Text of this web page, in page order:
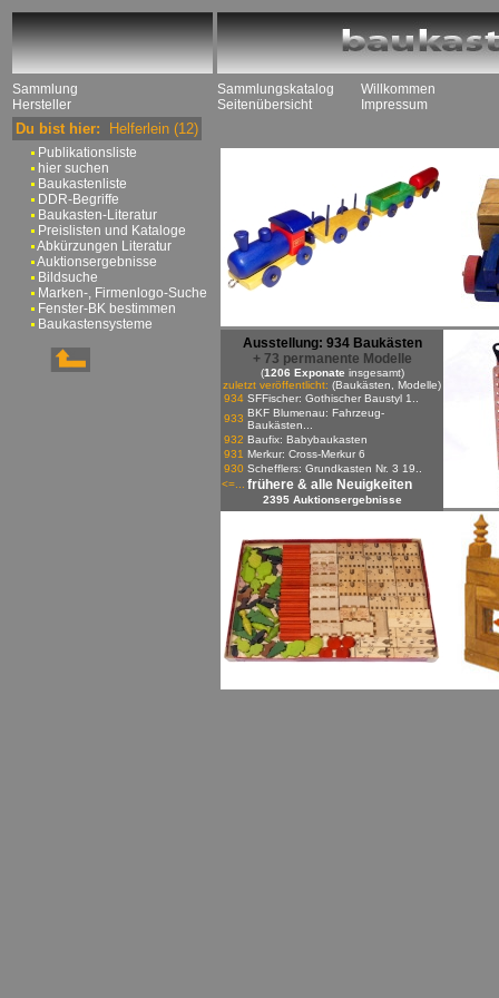
Sammlung
Hersteller
Sammlungskatalog
Seitenübersicht
Willkommen
Impressum
Du bist hier: Helferlein (12)
Publikationsliste
hier suchen
Baukastenliste
DDR-Begriffe
Baukasten-Literatur
Preislisten und Kataloge
Abkürzungen Literatur
Auktionsergebnisse
Bildsuche
Marken-, Firmenlogo-Suche
Fenster-BK bestimmen
Baukastensysteme
Ausstellung: 934 Baukästen
+ 73 permanente Modelle
(1206 Exponate insgesamt)
zuletzt veröffentlicht: (Baukästen, Modelle)
934 SFFischer: Gothischer Baustyl 1..
933 BKF Blumenau: Fahrzeug-
Baukästen...
932 Baufix: Babybaukasten
931 Merkur: Cross-Merkur 6
930 Schefflers: Grundkasten Nr. 3 19..
<=...
frühere & alle Neuigkeiten
2395 Auktionsergebnisse